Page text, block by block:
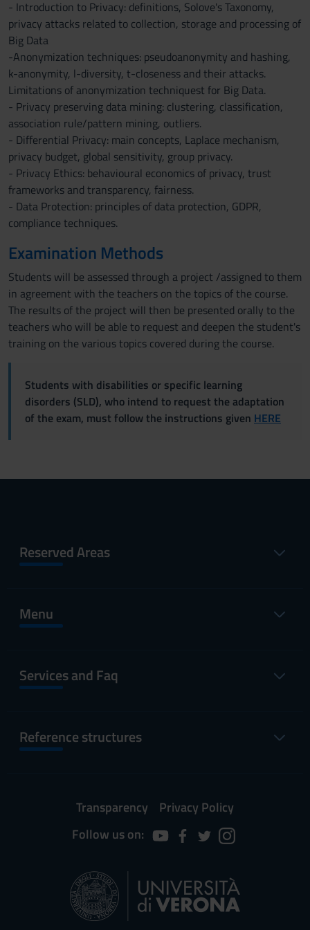
- Introduction to Privacy: definitions, Solove's Taxonomy,
privacy attacks related to collection, storage and processing of
Big Data
-Anonymization techniques: pseudoanonymity and hashing,
k-anonymity, l-diversity, t-closeness and their attacks.
Limitations of anonymization techniquest for Big Data.
- Privacy preserving data mining: clustering, classification,
association rule/pattern mining, outliers.
- Differential Privacy: main concepts, Laplace mechanism,
privacy budget, global sensitivity, group privacy.
- Privacy Ethics: behavioural economics of privacy, trust
frameworks and transparency, fairness.
- Data Protection: principles of data protection, GDPR,
compliance techniques.
Examination Methods
Students will be assessed through a project /assigned to them
in agreement with the teachers on the topics of the course.
The results of the project will then be presented orally to the
teachers who will be able to request and deepen the student's
training on the various topics covered during the course.
Students with disabilities or specific learning
disorders (SLD), who intend to request the adaptation
of the exam, must follow the instructions given HERE
Reserved Areas
Menu
Services and Faq
Reference structures
Transparency
Privacy Policy
Follow us on: